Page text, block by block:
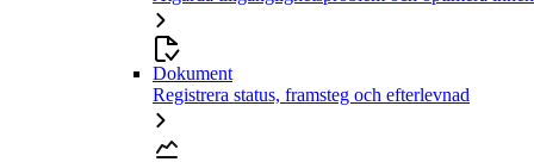
Dokument
Registrera status, framsteg och efterlevnad